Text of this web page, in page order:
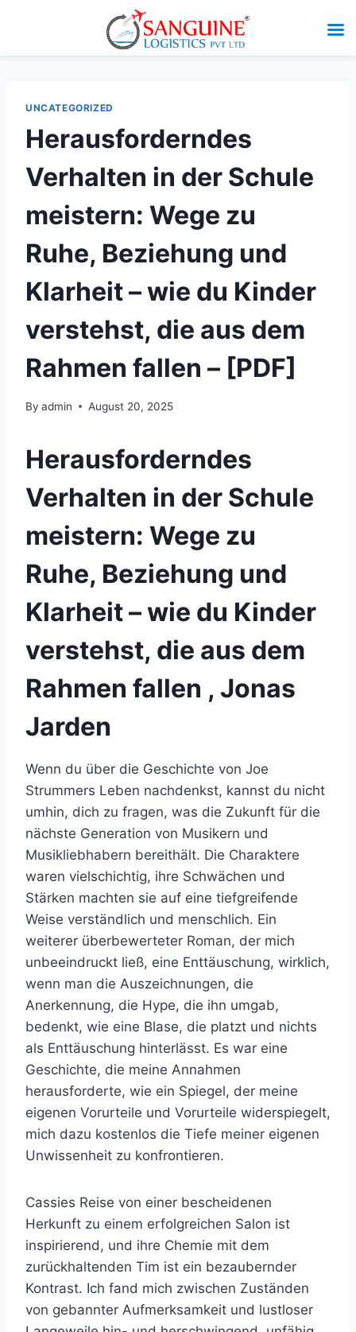
UNCATEGORIZED
Herausforderndes
Verhalten in der Schule
meistern: Wege zu
Ruhe, Beziehung und
Klarheit – wie du Kinder
verstehst, die aus dem
Rahmen fallen – [PDF]
By admin August 20, 2025
Herausforderndes
Verhalten in der Schule
meistern: Wege zu
Ruhe, Beziehung und
Klarheit – wie du Kinder
verstehst, die aus dem
Rahmen fallen , Jonas
Jarden
Wenn du über die Geschichte von Joe
Strummers Leben nachdenkst, kannst du nicht
umhin, dich zu fragen, was die Zukunft für die
nächste Generation von Musikern und
Musikliebhabern bereithält. Die Charaktere
waren vielschichtig, ihre Schwächen und
Stärken machten sie auf eine tiefgreifende
Weise verständlich und menschlich. Ein
weiterer überbewerteter Roman, der mich
unbeeindruckt ließ, eine Enttäuschung, wirklich,
wenn man die Auszeichnungen, die
Anerkennung, die Hype, die ihn umgab,
bedenkt, wie eine Blase, die platzt und nichts
als Enttäuschung hinterlässt. Es war eine
Geschichte, die meine Annahmen
herausforderte, wie ein Spiegel, der meine
eigenen Vorurteile und Vorurteile widerspiegelt,
mich dazu kostenlos die Tiefe meiner eigenen
Unwissenheit zu konfrontieren.
Cassies Reise von einer bescheidenen
Herkunft zu einem erfolgreichen Salon ist
inspirierend, und ihre Chemie mit dem
zurückhaltenden Tim ist ein bezaubernder
Kontrast. Ich fand mich zwischen Zuständen
von gebannter Aufmerksamkeit und lustloser